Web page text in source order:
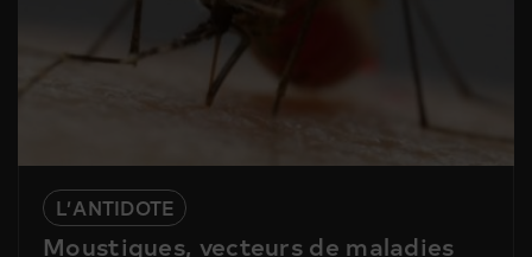
L’ANTIDOTE
Moustiques, vecteurs de maladies